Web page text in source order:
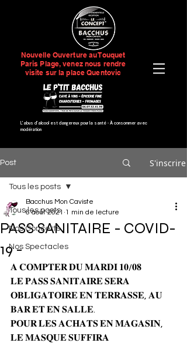
Nouvelle Ouverture au Touquet
Paris Plage, venez nous rendre
visite sur la place Quentovic
L’abus d’alcool est dangereux pour la santé - À consommer avec
modération
Post S'inscrire
Tous les posts
Nos Concerts
Nos Spectacles
Tous les posts
PASS SANITAIRE - COVID-
19 -
Bacchus Mon Caviste
6 août 2021 1 min de lecture
𝐀 𝐂𝐎𝐌𝐏𝐓𝐄𝐑 𝐃𝐔 𝐌𝐀𝐑𝐃𝐈 𝟏𝟎/𝟎𝟖
𝐋𝐄 𝐏𝐀𝐒𝐒 𝐒𝐀𝐍𝐈𝐓𝐀𝐈𝐑𝐄 𝐒𝐄𝐑𝐀
𝐎𝐁𝐋𝐈𝐆𝐀𝐓𝐎𝐈𝐑𝐄 𝐄𝐍 𝐓𝐄𝐑𝐑𝐀𝐒𝐒𝐄, 𝐀𝐔
𝐁𝐀𝐑 𝐄𝐓 𝐄𝐍 𝐒𝐀𝐋𝐋𝐄.
𝐏𝐎𝐔𝐑 𝐋𝐄𝐒 𝐀𝐂𝐇𝐀𝐓𝐒 𝐄𝐍 𝐌𝐀𝐆𝐀𝐒𝐈𝐍,
𝐋𝐄 𝐌𝐀𝐒𝐐𝐔𝐄 𝐒𝐔𝐅𝐅𝐈𝐑𝐀